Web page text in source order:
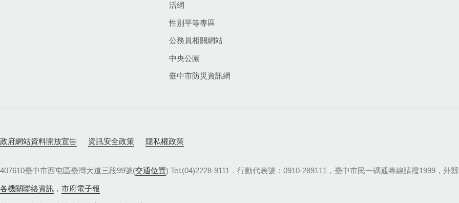
活網
性別平等專區
公務員相關網站
中央公園
臺中市防災資訊網
政府網站資料開放宣告 資訊安全政策 隱私權政策
407610臺中市西屯區臺灣大道三段99號(交通位置) Tel:(04)2228-9111．行動代表號：0910-289111，臺中市民一碼通專線請撥1999，外
各機關聯絡資訊 ， 市府電子報